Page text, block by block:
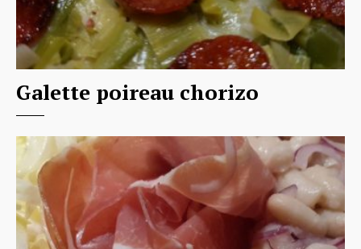
Galette poireau chorizo